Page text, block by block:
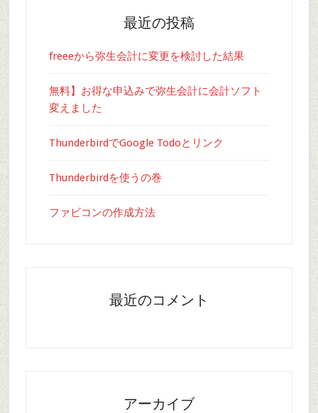
最近の投稿
freeeから弥生会計に変更を検討した結果
無料】お得な申込みで弥生会計に会計ソフト
変えました
ThunderbirdでGoogle Todoとリンク
Thunderbirdを使うの巻
ファビコンの作成方法
最近のコメント
アーカイブ